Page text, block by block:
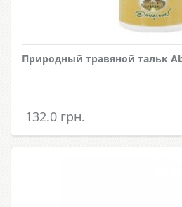
Природный травяной тальк
132.0 грн.